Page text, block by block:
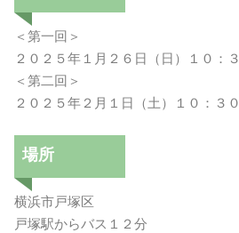
＜第一回＞
２０２５年１月２６日（日）１０：
＜第二回＞
２０２５年２月１日（土）１０：３
場所
横浜市戸塚区
戸塚駅からバス１２分